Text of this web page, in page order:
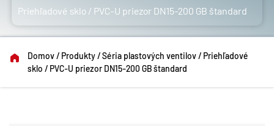
Priehľadové sklo / PVC-U priezor DN15-200 GB štandard
Domov/ Produkty/Séria plastových ventilov/ Priehľadové
sklo / PVC-U priezor DN15-200 GB štandard